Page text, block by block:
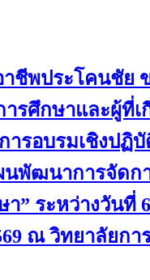
าชีพประโคนชัย
รศึกษาและผู้ที่เ
ารอบรมเชิงปฏิบั
นพัฒนาการจัดก
” ระหว่างวันที่
ณ วิทยาลัยกา